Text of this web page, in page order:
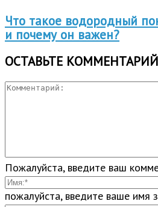
Что такое водородный
и почему он важен?
ОСТАВЬТЕ КОММЕНТАРИЙ
Пожалуйста, введите ваш
пожалуйста, введите ваше имя